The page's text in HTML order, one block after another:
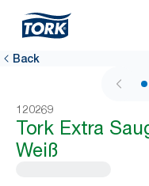
Back
120269
Tork Extra
Weiß